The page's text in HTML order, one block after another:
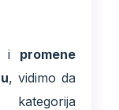
i promene
, vidimo da